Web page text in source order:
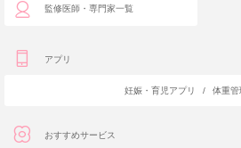
監修医師・専門家一覧
アプリ
妊娠・育児アプリ / 体重管
おすすめサービス